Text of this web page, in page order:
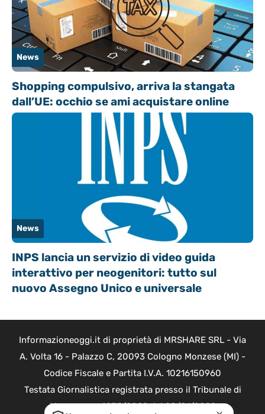
News
Shopping compulsivo, arriva la stangata
dall’UE: occhio se ami acquistare online
News
INPS lancia un servizio di video guida
interattivo per neogenitori: tutto sul
nuovo Assegno Unico e universale
Informazioneoggi.it di proprietà di MRSHARE SRL - Via
A. Volta 16 - Palazzo C, 20093 Cologno Monzese (MI) -
Codice Fiscale e Partita I.V.A. 10216150960
Testata Giornalistica registrata presso il Tribunale di
Monza con n°235/2022 del 28/01/2022